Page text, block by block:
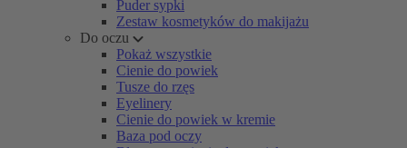
Puder sypki
Zestaw kosmetyków do makijażu
Do oczu
Pokaż wszystkie
Cienie do powiek
Tusze do rzęs
Eyelinery
Cienie do powiek w kremie
Baza pod oczy